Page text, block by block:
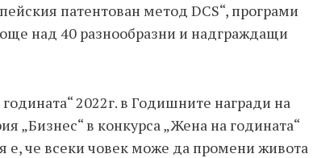
патентован метод DCS“, програми
над 40 разнообразни и надграждащи
2022г. в Годишните награди на
„Бизнес“ в конкурса „Жена на годината“
е, че всеки човек може да промени живота